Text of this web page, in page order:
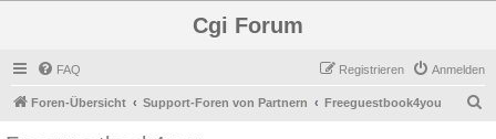
Cgi Forum
FAQ Anmelden
Registrieren
Foren-Übersicht Support-Foren von Partnern Freeguestbook4you